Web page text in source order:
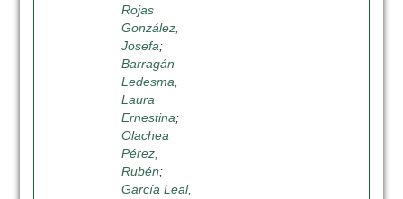
Rojas
González,
Josefa;
Barragán
Ledesma,
Laura
Ernestina;
Olachea
Pérez,
Rubén;
García Leal,